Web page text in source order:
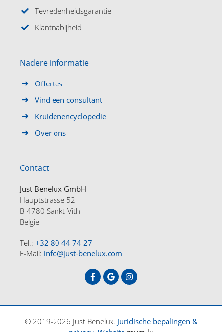
OFFERTES OVER ONS
DE FR NL
Tevredenheidsgarantie
Klantnabijheid
Nadere informatie
Offertes
Vind een consultant
Kruidenencyclopedie
Over ons
Contact
Just Benelux GmbH
Hauptstrasse 52
B-4780 Sankt-Vith
België
Tel.: +32 80 44 74 27
E-Mail: info@just-benelux.com
© 2019-2026 Just Benelux. Juridische bepalingen &